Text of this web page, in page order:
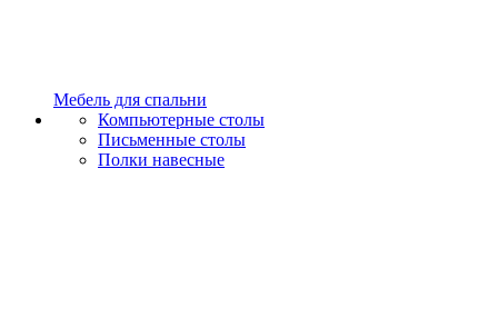
Мебель для спальни
Компьютерные столы
Письменные столы
Полки навесные